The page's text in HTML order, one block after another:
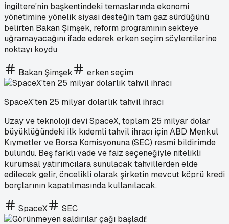
İngiltere'nin başkentindeki temaslarında ekonomi
yönetimine yönelik siyasi desteğin tam gaz sürdüğünü
belirten Bakan Şimşek, reform programının sekteye
uğramayacağını ifade ederek erken seçim söylentilerine
noktayı koydu
Bakan Şimşek erken seçim
SpaceX'ten 25 milyar dolarlık tahvil ihracı
Uzay ve teknoloji devi SpaceX, toplam 25 milyar dolar
büyüklüğündeki ilk kıdemli tahvil ihracı için ABD Menkul
Kıymetler ve Borsa Komisyonuna (SEC) resmi bildirimde
bulundu. Beş farklı vade ve faiz seçeneğiyle nitelikli
kurumsal yatırımcılara sunulacak tahvillerden elde
edilecek gelir, öncelikli olarak şirketin mevcut köprü kredi
borçlarının kapatılmasında kullanılacak.
SpaceX SEC